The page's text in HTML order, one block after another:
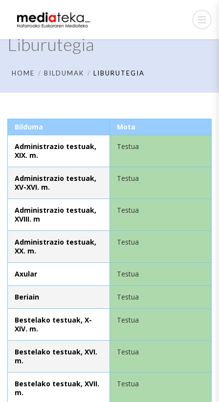
Liburutegia
HOME BILDUMAK LIBURUTEGIA
Bilduma Mota
Administrazio testuak,
XIX. m.
Testua
Administrazio testuak,
XV-XVI. m.
Testua
Administrazio testuak,
XVIII. m
Testua
Administrazio testuak,
XX. m.
Testua
Axular Testua
Beriain Testua
Bestelako testuak, X-
XIV. m.
Testua
Bestelako testuak, XVI.
m.
Testua
Bestelako testuak, XVII.
m.
Testua